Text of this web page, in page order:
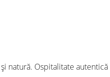
natură. Ospitalitate